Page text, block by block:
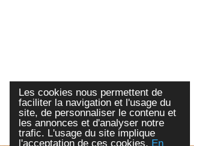
Les cookies nous permettent de
faciliter la navigation et l'usage du
site, de personnaliser le contenu et
les annonces et d'analyser notre
trafic. L'usage du site implique
l'acceptation de ces cookies. En